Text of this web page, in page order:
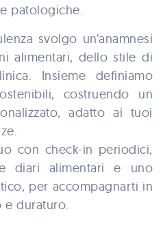
patologiche.
svolgo un’anamnesi
alimentari, dello stile di
Insieme definiamo
costruendo un
adatto ai tuoi
con check-in periodici,
diari alimentari e uno
per accompagnarti in
e duraturo.